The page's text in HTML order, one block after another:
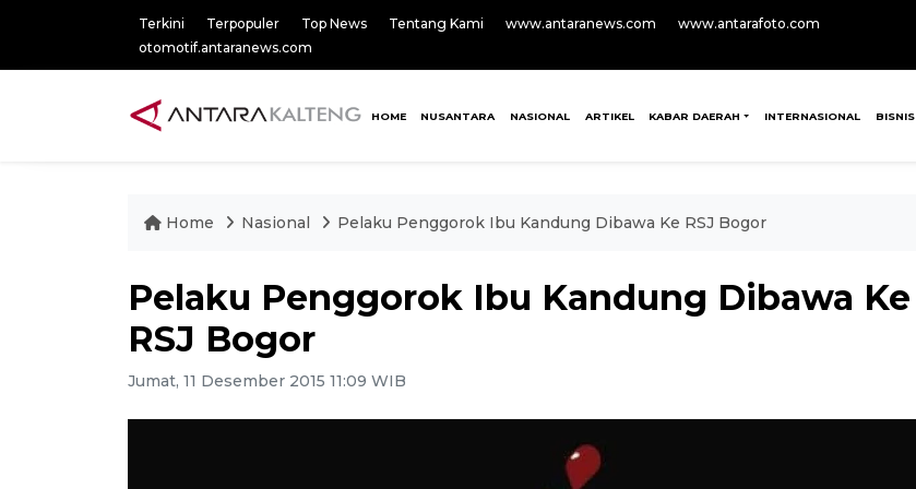
Terkini Terpopuler Top News Tentang Kami www.antaranews.com
www.antarafoto.com
otomotif.antaranews.com
HOME NUSANTARA NASIONAL ARTIKEL KABAR DAERAH INTERNASIONAL BISNIS
Home Nasional Pelaku Penggorok Ibu Kandung Dibawa Ke RSJ Bogor
Pelaku Penggorok Ibu Kandung Dibawa Ke
RSJ Bogor
Jumat, 11 Desember 2015 11:09 WIB